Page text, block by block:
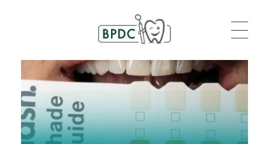
BPDC
แค่เว็บเวิร์ดเพรสเว็บหนึ่ง